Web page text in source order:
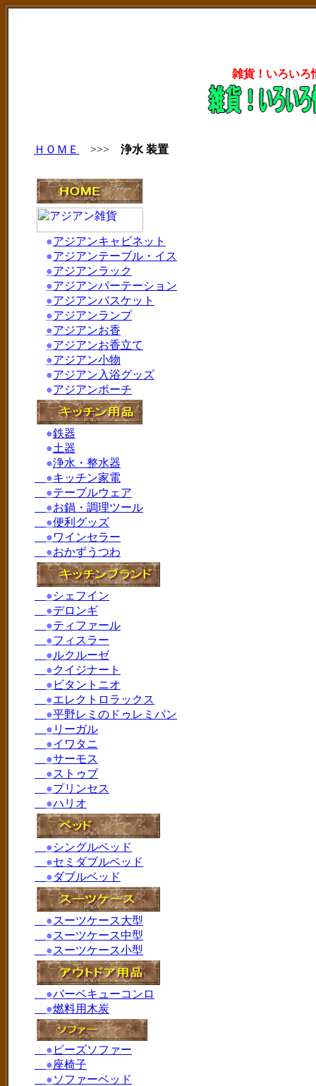
雑貨！いろいろ
ＨＯＭＥ >>> 浄水 装置
●アジアンキャビネット
●アジアンテーブル・イス
●アジアンラック
●アジアンパーテーション
●アジアンバスケット
●アジアンランプ
●アジアンお香
●アジアンお香立て
●アジアン小物
●アジアン入浴グッズ
●アジアンポーチ
●鉄器
●土器
●浄水・整水器
●キッチン家電
●テーブルウェア
●お鍋・調理ツール
●便利グッズ
●ワインセラー
●おかずうつわ
●シェフイン
●デロンギ
●ティファール
●フィスラー
●ルクルーゼ
●クイジナート
● ビタントニオ
●エレクトロラックス
●平野レミのドゥレミパン
● リーガル
●イワタニ
●サーモス
●ストゥブ
●プリンセス
●ハリオ
●シングルベッド
●セミダブルベッド
●ダブルベッド
●スーツケース大型
●スーツケース中型
●スーツケース小型
●バーベキューコンロ
●燃料用木炭
● ビーズソファー
●座椅子
●ソファーベッド